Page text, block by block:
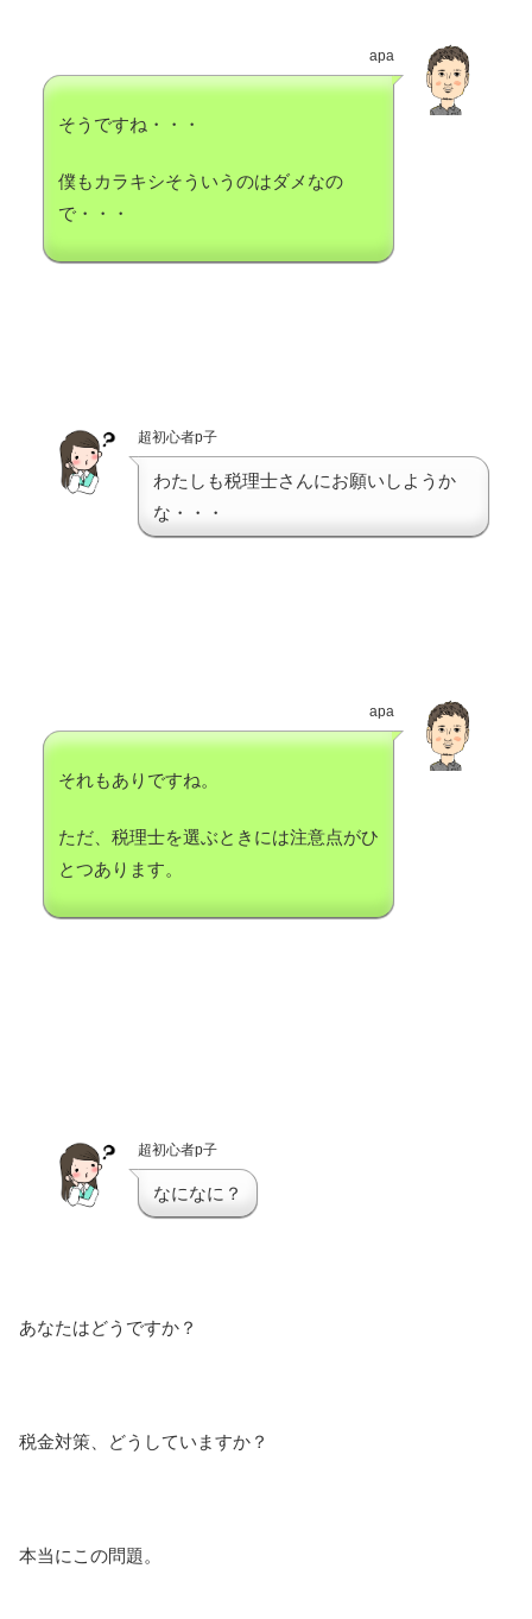
apa
そうですね・・・
僕もカラキシそういうのはダメなの
で・・・
超初心者p子
わたしも税理士さんにお願いしようか
な・・・
apa
それもありですね。
ただ、税理士を選ぶときには注意点がひ
とつあります。
超初心者p子
なになに？
あなたはどうですか？
税金対策、どうしていますか？
本当にこの問題。